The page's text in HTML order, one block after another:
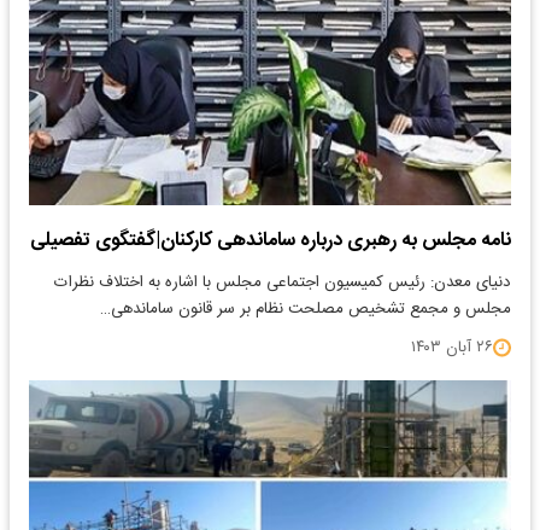
نامه مجلس به رهبری درباره ساماندهی کارکنان|گفتگوی تفصیلی
دنیای معدن: رئیس کمیسیون اجتماعی مجلس با اشاره به اختلاف نظرات
مجلس و مجمع تشخیص مصلحت نظام بر سر قانون ساماندهی…
۲۶ آبان ۱۴۰۳